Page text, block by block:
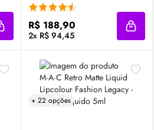
Adicionar à sacola
R$ 188,90
2x R$ 94,45
+ 22 opções